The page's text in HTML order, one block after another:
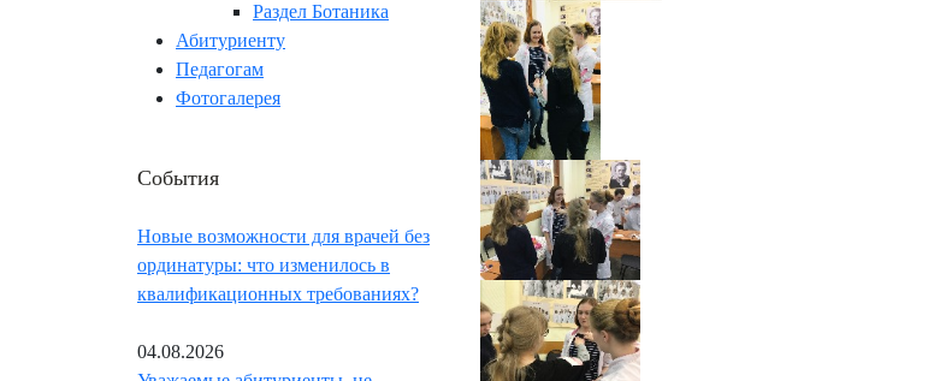
Раздел Ботаника
Абитуриенту
Педагогам
Фотогалерея
События
Новые возможности для врачей без
ординатуры: что изменилось в
квалификационных требованиях?
04.08.2026